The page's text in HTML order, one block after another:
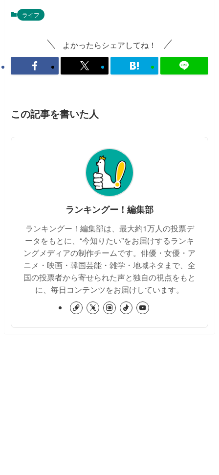
ライフ
よかったらシェアしてね！
この記事を書いた人
ランキングー！編集部
ランキングー！編集部は、最大約1万人の投票デ
ータをもとに、“今知りたい”をお届けするランキ
ングメディアの制作チームです。俳優・女優・ア
ニメ・映画・韓国芸能・雑学・地域ネタまで、全
国の投票者から寄せられた声と独自の視点をもと
に、毎日コンテンツをお届けしています。